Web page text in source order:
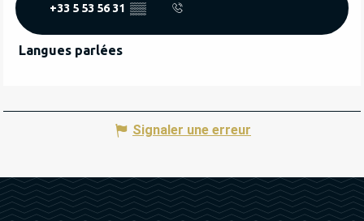
+33 5 53 56 31 ▒▒
Langues parlées
Langues parlées
Signaler une erreur